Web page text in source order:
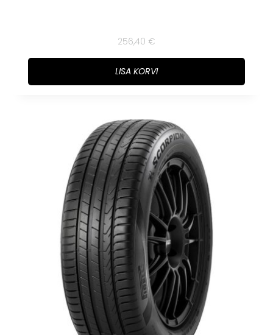
256,40 €
LISA KORVI